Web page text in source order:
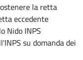
la retta
eccedente
Nido INPS
su domanda dei